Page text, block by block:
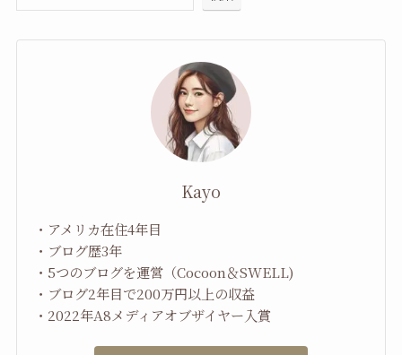
Kayo
・アメリカ在住4年目
・ブログ歴3年
・5つのブログを運営（Cocoon＆SWELL)
・ブログ2年目で200万円以上の収益
・2022年A8メディアオブザイヤー入賞